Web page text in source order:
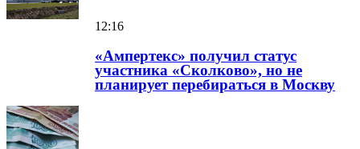
12:16
«Ампертекс» получил статус
участника «Сколково», но не
планирует перебираться в Москву